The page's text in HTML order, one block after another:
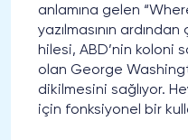
anlamına gelen
yazılmasının
hilesi, ABD’nin koloni
olan George
dikilmesini sağlıyor.
için fonksiyonel bir